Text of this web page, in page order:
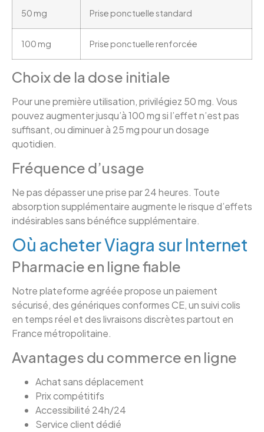
50 mg Prise ponctuelle standard
100 mg Prise ponctuelle renforcée
Choix de la dose initiale
Pour une première utilisation, privilégiez 50 mg. Vous
pouvez augmenter jusqu’à 100 mg si l’effet n’est pas
suffisant, ou diminuer à 25 mg pour un dosage
quotidien.
Fréquence d’usage
Ne pas dépasser une prise par 24 heures. Toute
absorption supplémentaire augmente le risque d’effets
indésirables sans bénéfice supplémentaire.
Où acheter Viagra sur Internet
Pharmacie en ligne fiable
Notre plateforme agréée propose un paiement
sécurisé, des génériques conformes CE, un suivi colis
en temps réel et des livraisons discrètes partout en
France métropolitaine.
Avantages du commerce en ligne
Achat sans déplacement
Prix compétitifs
Accessibilité 24h/24
Service client dédié